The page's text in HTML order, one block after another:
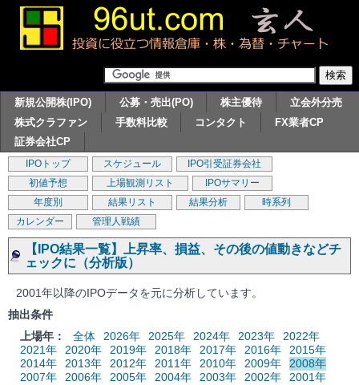
新規公開株(IPO) 公募・売出(PO) 株主優待
立会外分売
株式クラファン
手数料比較 コンタクト
FX業者CP
証券会社CP
IPOトップ スケジュール
IPO引受証券会社
初値予想
上場観測リスト
IPOサマリー
年度別
結果リスト 結果分析
時系列
カレンダー
管理人戦績
【IPO結果一覧】上昇率、損益、その後の値動きなどチ
ェックに（分析版）
2001年以降のIPOデータを元に分析しています。
抽出条件
上場年：
全体 2026年 2025年 2024年 2023年
2022年
2021年
2020年 2019年 2018年 2017年 2016年
2015年
2014年
2013年 2012年 2011年 2010年 2009年
2008年
2007年
2006年 2005年 2004年 2003年 2002年
2001年